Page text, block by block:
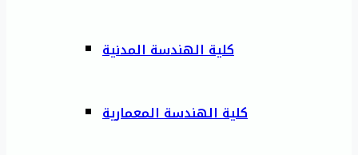
كلية الهندسة المدنية
كلية الهندسة المعمارية